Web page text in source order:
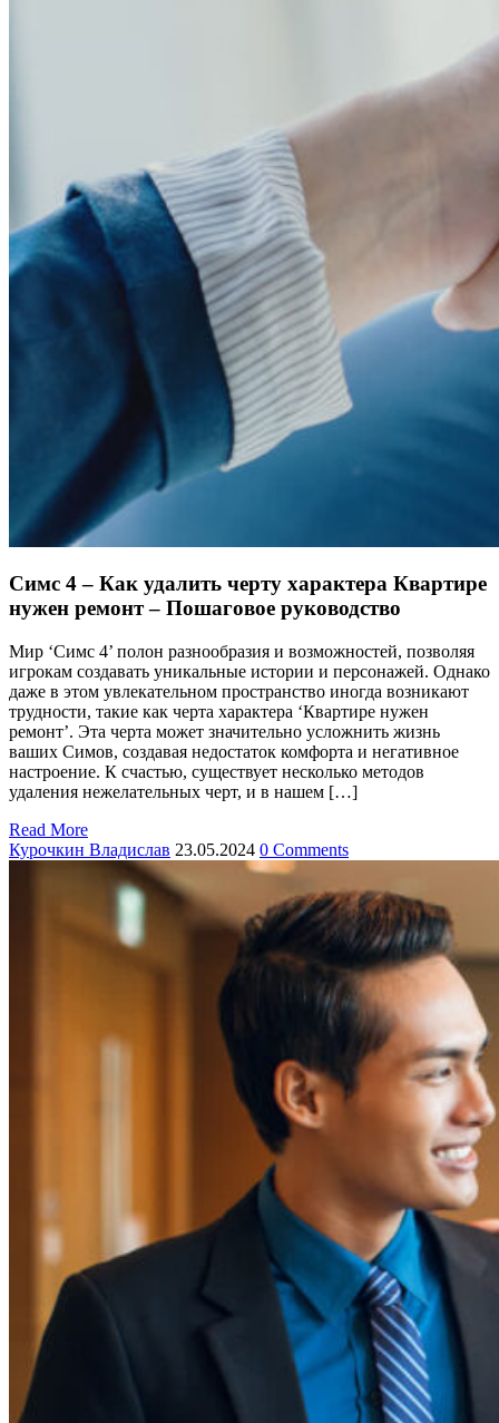
Симс 4 – Как удалить черту характера Квартире
нужен ремонт – Пошаговое руководство
Мир ‘Симс 4’ полон разнообразия и возможностей, позволяя
игрокам создавать уникальные истории и персонажей. Однако
даже в этом увлекательном пространство иногда возникают
трудности, такие как черта характера ‘Квартире нужен
ремонт’. Эта черта может значительно усложнить жизнь
ваших Симов, создавая недостаток комфорта и негативное
настроение. К счастью, существует несколько методов
удаления нежелательных черт, и в нашем […]
Read More
Курочкин Владислав 23.05.2024 0 Comments